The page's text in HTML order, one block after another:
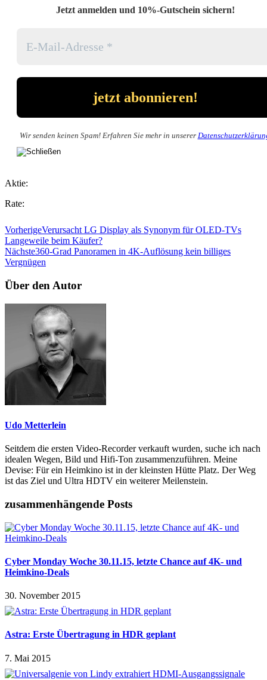
Jetzt anmelden und 10%-Gutschein sichern!
Wir senden keinen Spam! Erfahren Sie mehr in unserer
Aktie:
Rate:
VorherigeVerursacht LG Display als Synonym für OLED-TVs
Langeweile beim Käufer?
Nächste360-Grad Panoramen in 4K-Auflösung kein billiges
Vergnügen
Über den Autor
Udo Metterlein
Seitdem die ersten Video-Recorder verkauft wurden, suche ich nach
idealen Wegen, Bild und Hifi-Ton zusammenzuführen. Meine
Devise: Für ein Heimkino ist in der kleinsten Hütte Platz. Der Weg
ist das Ziel und Ultra HDTV ein weiterer Meilenstein.
zusammenhängende Posts
Cyber Monday Woche 30.11.15, letzte Chance auf 4K- und
Heimkino-Deals
30. November 2015
Astra: Erste Übertragung in HDR geplant
7. Mai 2015